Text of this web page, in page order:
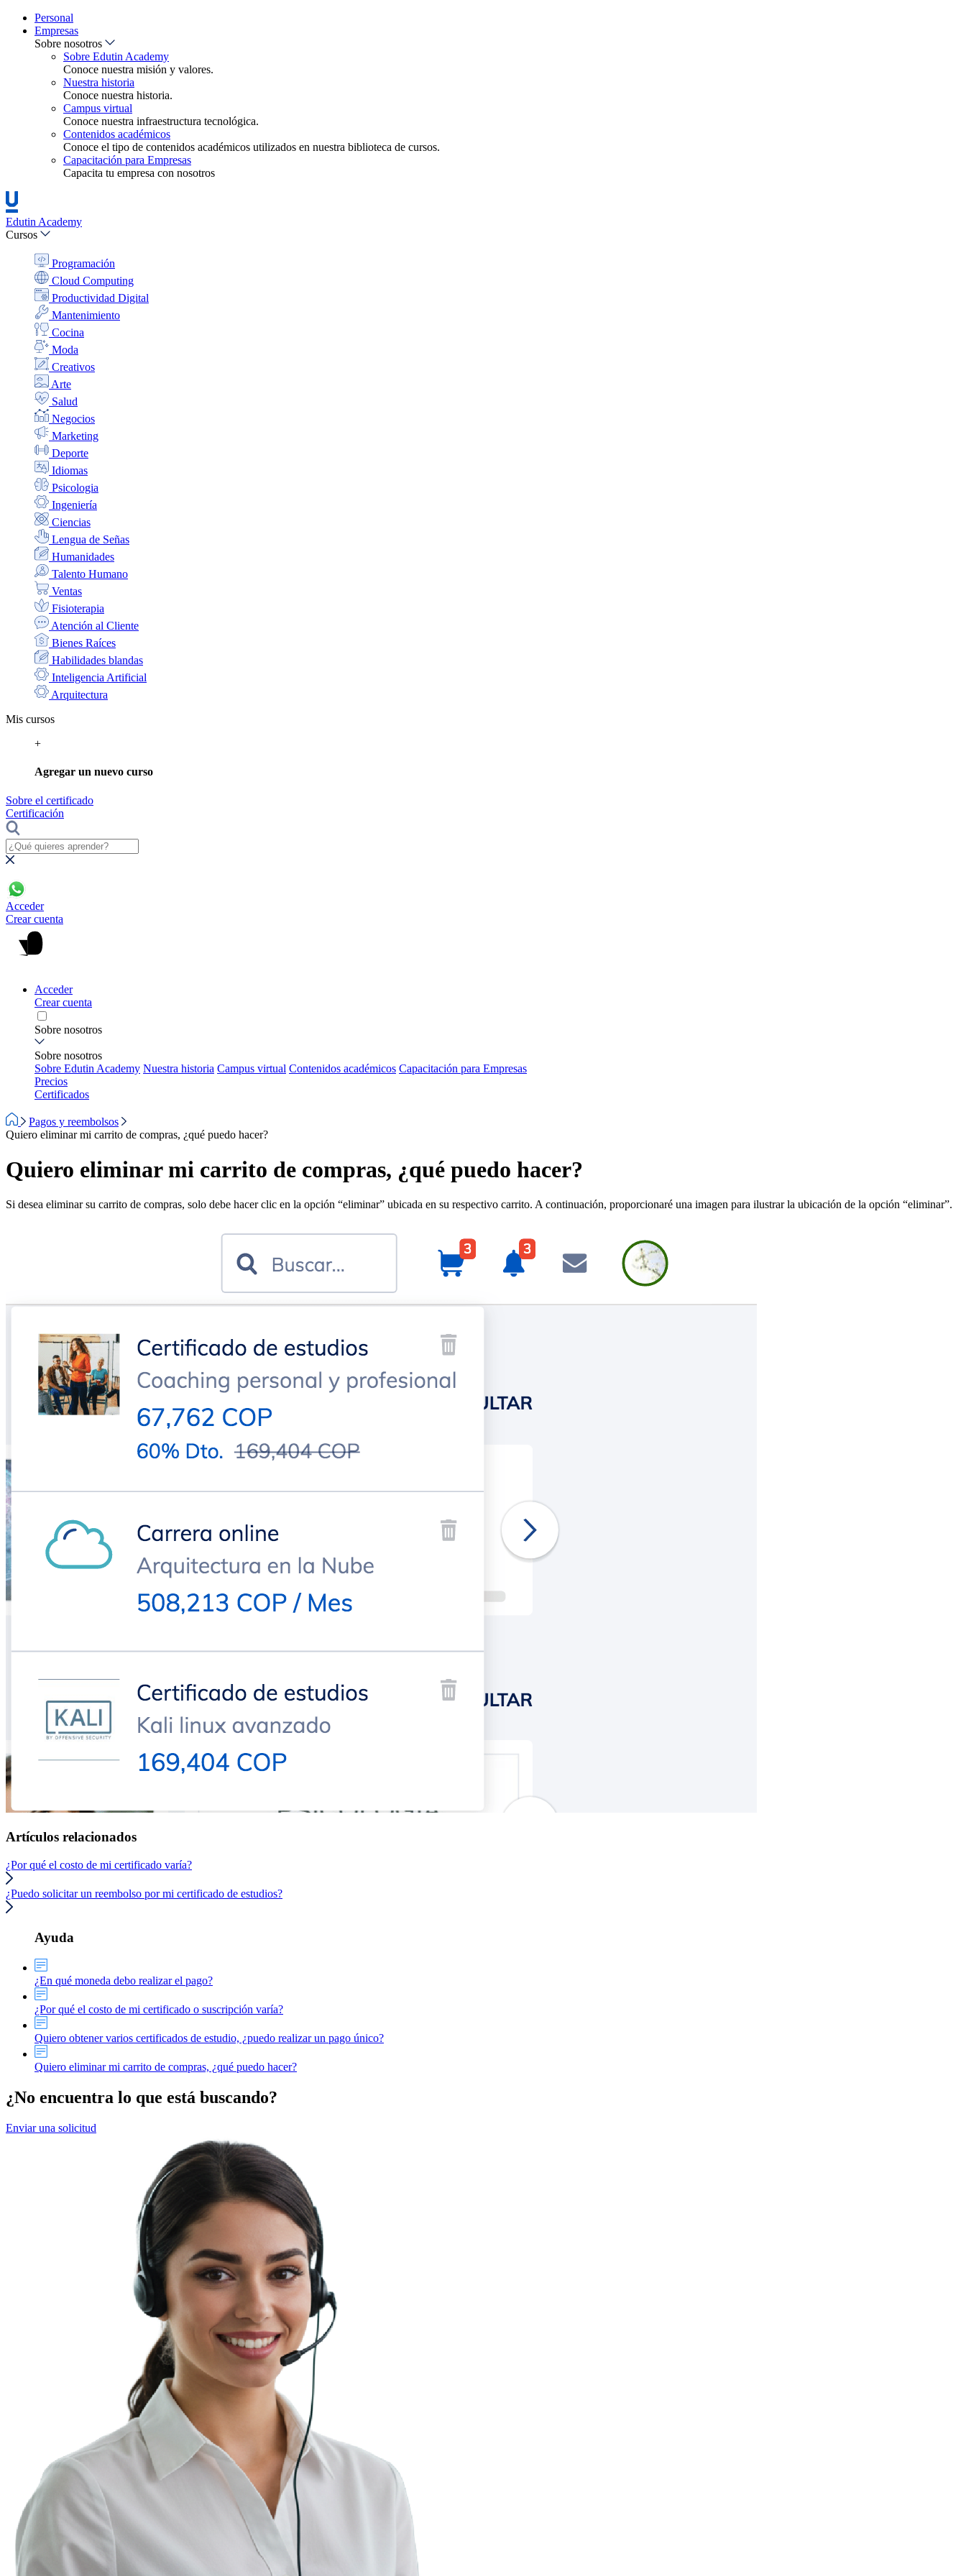
Personal
Empresas
Sobre nosotros
Sobre Edutin Academy
Conoce nuestra misión y valores.
Nuestra historia
Conoce nuestra historia.
Campus virtual
Conoce nuestra infraestructura tecnológica.
Contenidos académicos
Conoce el tipo de contenidos académicos utilizados en nuestra biblioteca de cursos.
Capacitación para Empresas
Capacita tu empresa con nosotros
Edutin Academy
Cursos
Programación
Cloud Computing
Productividad Digital
Mantenimiento
Cocina
Moda
Creativos
Arte
Salud
Negocios
Marketing
Deporte
Idiomas
Psicologia
Ingeniería
Ciencias
Lengua de Señas
Humanidades
Talento Humano
Ventas
Fisioterapia
Atención al Cliente
Bienes Raíces
Habilidades blandas
Inteligencia Artificial
Arquitectura
Mis cursos
+
Agregar un nuevo curso
Sobre el certificado
Certificación
Acceder
Crear cuenta
Acceder
Crear cuenta
Sobre nosotros
Sobre nosotros
Sobre Edutin Academy Nuestra historia Campus virtual Contenidos académicos Capacitación para Empresas
Precios
Certificados
Pagos y reembolsos
Quiero eliminar mi carrito de compras, ¿qué puedo hacer?
Quiero eliminar mi carrito de compras, ¿qué puedo hacer?
Si desea eliminar su carrito de compras, solo debe hacer clic en la opción “eliminar” ubicada en su respectivo carrito. A continuación, proporcionaré una imagen para ilustrar la ubicación de la opción “eliminar”.
Artículos relacionados
¿Por qué el costo de mi certificado varía?
¿Puedo solicitar un reembolso por mi certificado de estudios?
Ayuda
¿En qué moneda debo realizar el pago?
¿Por qué el costo de mi certificado o suscripción varía?
Quiero obtener varios certificados de estudio, ¿puedo realizar un pago único?
Quiero eliminar mi carrito de compras, ¿qué puedo hacer?
¿No encuentra lo que está buscando?
Enviar una solicitud